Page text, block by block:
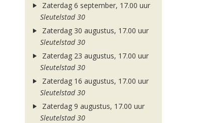
Zaterdag 6 september, 17.00 uur
Sleutelstad 30
Zaterdag 30 augustus, 17.00 uur
Sleutelstad 30
Zaterdag 23 augustus, 17.00 uur
Sleutelstad 30
Zaterdag 16 augustus, 17.00 uur
Sleutelstad 30
Zaterdag 9 augustus, 17.00 uur
Sleutelstad 30